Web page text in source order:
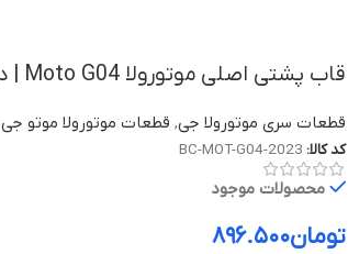
قاب پشتی اصلی موتورولا Moto G04 | درب باتری اورجینال
قطعات سری موتورولا جی, قطعات موتورولا موتو جی ۰۴
کد کالا: BC-MOT-G04-2023
محصولات موجود
تومان۸۹۶.۵۰۰